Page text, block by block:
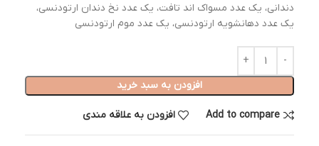
دندانی، یک عدد مسواک اند تافت، یک عدد نخ دندان ارتودنسی،
یک عدد دهانشویه ارتودنسی، یک عدد موم ارتودنسی
افزودن به سبد خرید
Add to compare افزودن به علاقه مندی